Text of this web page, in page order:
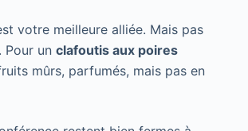
votre meilleure alliée. Mais pas
Pour un clafoutis aux poires
mûrs, parfumés, mais pas en